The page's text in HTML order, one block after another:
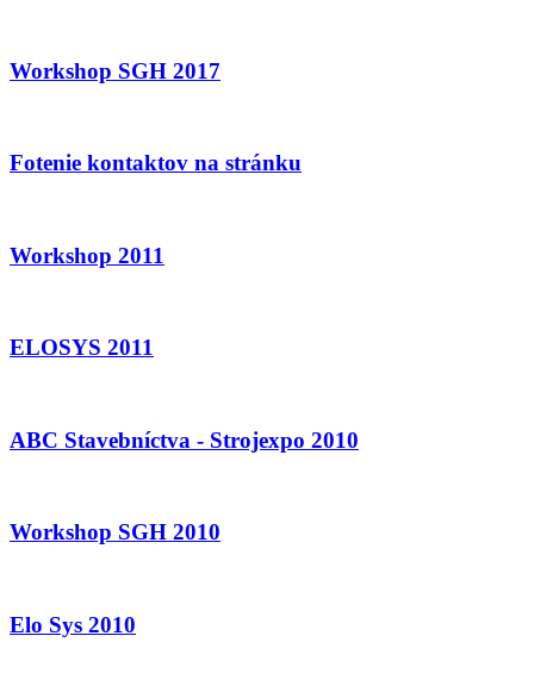
Workshop SGH 2017
Fotenie kontaktov na stránku
Workshop 2011
ELOSYS 2011
ABC Stavebníctva - Strojexpo 2010
Workshop SGH 2010
Elo Sys 2010